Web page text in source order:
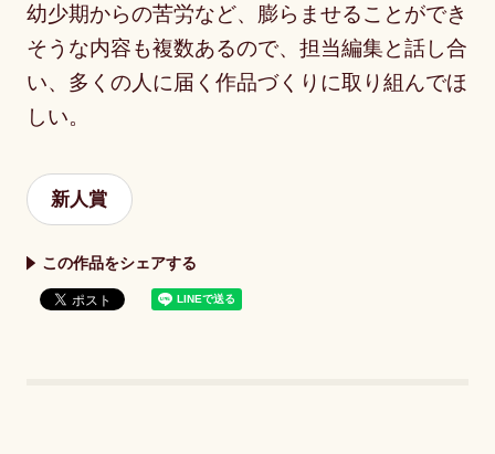
幼少期からの苦労など、膨らませることができ
そうな内容も複数あるので、担当編集と話し合
い、多くの人に届く作品づくりに取り組んでほ
しい。
新人賞
この作品をシェアする